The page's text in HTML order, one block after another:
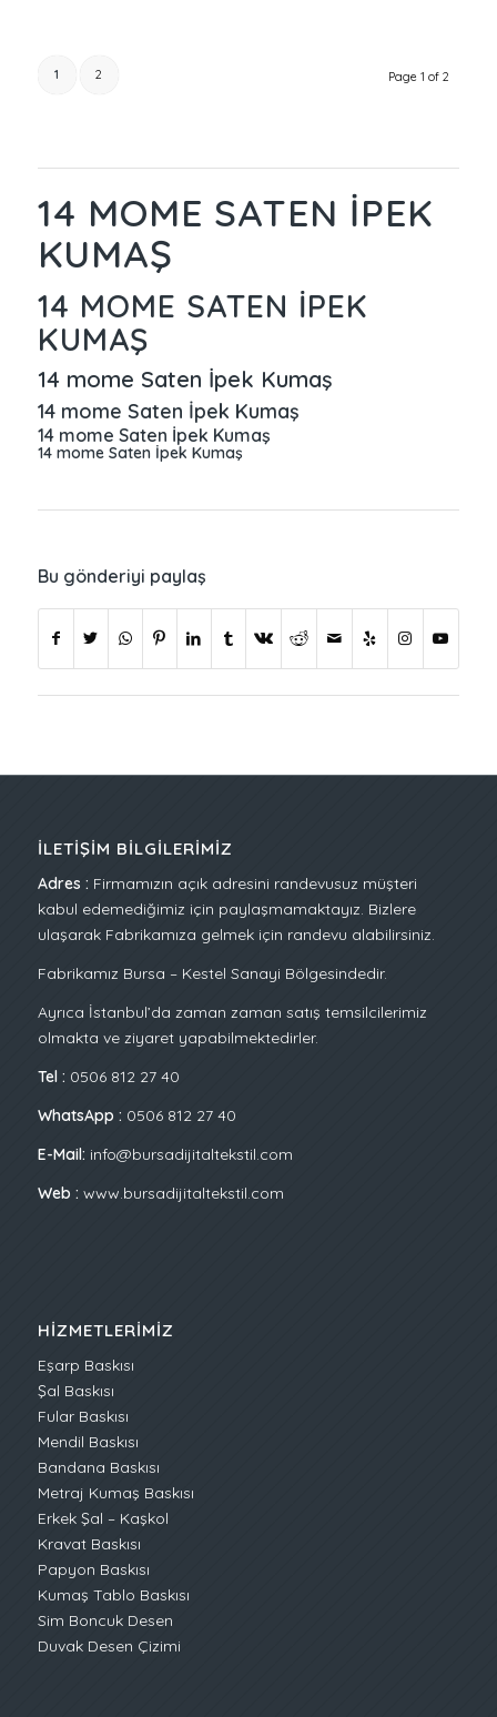
Page 1 of 2
1 2
14 MOME SATEN İPEK
KUMAŞ
14 MOME SATEN İPEK
KUMAŞ
14 mome Saten İpek Kumaş
14 mome Saten İpek Kumaş
14 mome Saten İpek Kumaş
14 mome Saten İpek Kumaş
Bu gönderiyi paylaş
İLETIŞIM BILGILERIMIZ
Adres : Firmamızın açık adresini randevusuz müşteri
kabul edemediğimiz için paylaşmamaktayız. Bizlere
ulaşarak Fabrikamıza gelmek için randevu alabilirsiniz.
Fabrikamız Bursa – Kestel Sanayi Bölgesindedir.
Ayrıca İstanbul’da zaman zaman satış temsilcilerimiz
olmakta ve ziyaret yapabilmektedirler.
Tel : 0506 812 27 40
WhatsApp : 0506 812 27 40
E-Mail: info@bursadijitaltekstil.com
Web : www.bursadijitaltekstil.com
HIZMETLERIMIZ
Eşarp Baskısı
Şal Baskısı
Fular Baskısı
Mendil Baskısı
Bandana Baskısı
Metraj Kumaş Baskısı
Erkek Şal – Kaşkol
Kravat Baskısı
Papyon Baskısı
Kumaş Tablo Baskısı
Sim Boncuk Desen
Duvak Desen Çizimi